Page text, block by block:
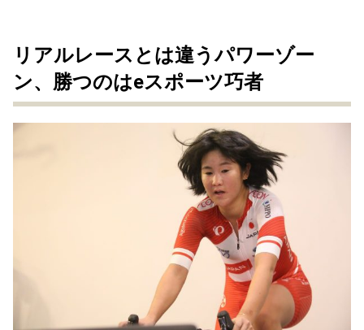
リアルレースとは違うパワーゾー
ン、勝つのはeスポーツ巧者